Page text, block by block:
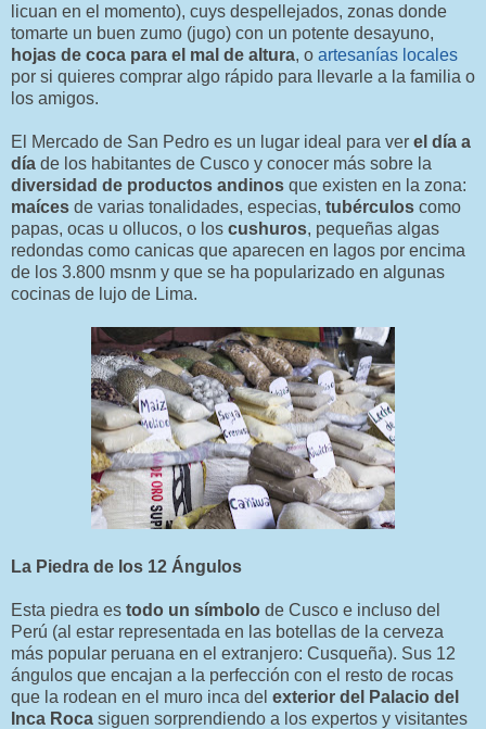
licuan en el momento), cuys despellejados, zonas donde
tomarte un buen zumo (jugo) con un potente desayuno,
hojas de coca para el mal de altura, o artesanías locales
por si quieres comprar algo rápido para llevarle a la familia o
los amigos.
El Mercado de San Pedro es un lugar ideal para ver el día a
día de los habitantes de Cusco y conocer más sobre la
diversidad de productos andinos que existen en la zona:
maíces de varias tonalidades, especias, tubérculos como
papas, ocas u ollucos, o los cushuros, pequeñas algas
redondas como canicas que aparecen en lagos por encima
de los 3.800 msnm y que se ha popularizado en algunas
cocinas de lujo de Lima.
La Piedra de los 12 Ángulos
Esta piedra es todo un símbolo de Cusco e incluso del
Perú (al estar representada en las botellas de la cerveza
más popular peruana en el extranjero: Cusqueña). Sus 12
ángulos que encajan a la perfección con el resto de rocas
que la rodean en el muro inca del exterior del Palacio del
Inca Roca siguen sorprendiendo a los expertos y visitantes